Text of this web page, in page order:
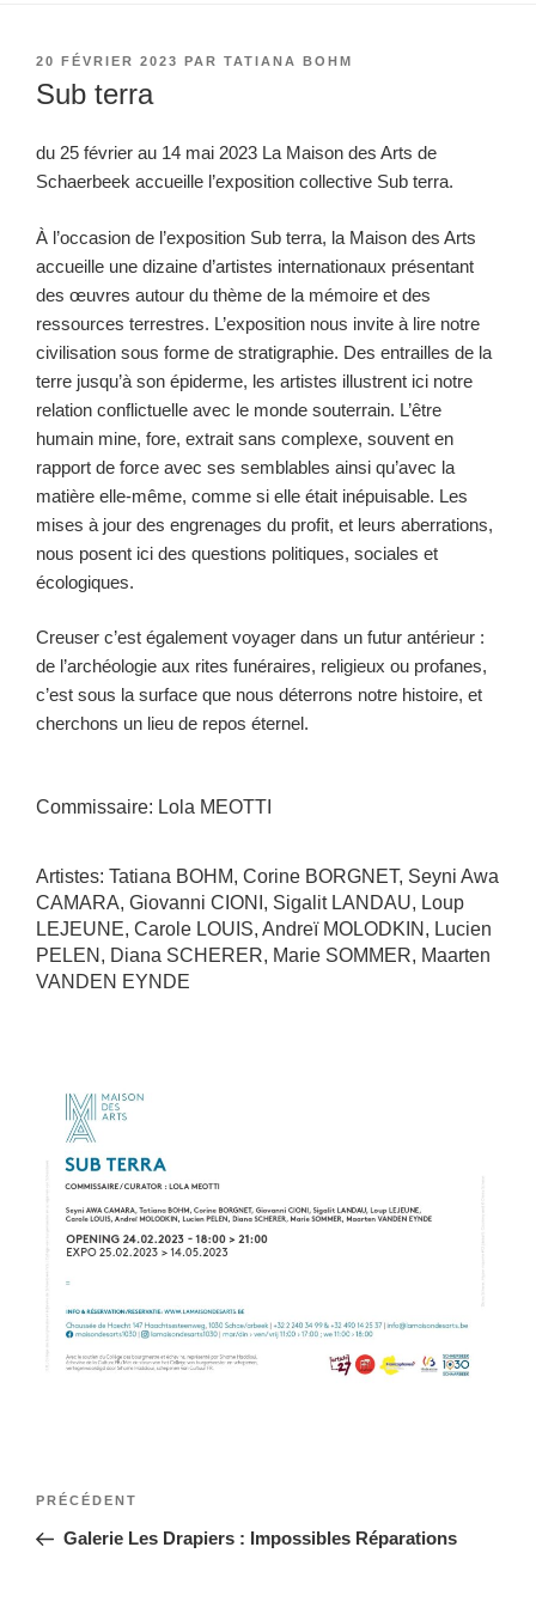
PUBLIÉ
LE
20 FÉVRIER 2023 PAR TATIANA BOHM
Sub terra
du 25 février au 14 mai 2023 La Maison des Arts de
Schaerbeek accueille l’exposition collective Sub terra.
À l’occasion de l’exposition Sub terra, la Maison des Arts
accueille une dizaine d’artistes internationaux présentant
des œuvres autour du thème de la mémoire et des
ressources terrestres. L’exposition nous invite à lire notre
civilisation sous forme de stratigraphie. Des entrailles de la
terre jusqu’à son épiderme, les artistes illustrent ici notre
relation conflictuelle avec le monde souterrain. L’être
humain mine, fore, extrait sans complexe, souvent en
rapport de force avec ses semblables ainsi qu’avec la
matière elle-même, comme si elle était inépuisable. Les
mises à jour des engrenages du profit, et leurs aberrations,
nous posent ici des questions politiques, sociales et
écologiques.
Creuser c’est également voyager dans un futur antérieur :
de l’archéologie aux rites funéraires, religieux ou profanes,
c’est sous la surface que nous déterrons notre histoire, et
cherchons un lieu de repos éternel.
Commissaire: Lola MEOTTI
Artistes: Tatiana BOHM, Corine BORGNET, Seyni Awa
CAMARA, Giovanni CIONI, Sigalit LANDAU, Loup
LEJEUNE, Carole LOUIS, Andreï MOLODKIN, Lucien
PELEN, Diana SCHERER, Marie SOMMER, Maarten
VANDEN EYNDE
Navigation
l’article
Article
précédent
PRÉCÉDENT
Galerie Les Drapiers : Impossibles Réparations